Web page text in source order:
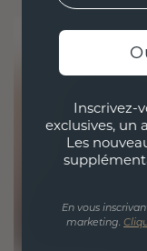
Inscrivez-
exclusives, un
Les
En vous
marketing.